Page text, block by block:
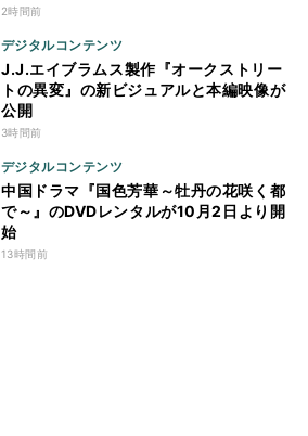
2時間前
デジタルコンテンツ
J.J.エイブラムス製作『オークストリー
トの異変』の新ビジュアルと本編映像が
公開
3時間前
デジタルコンテンツ
中国ドラマ『国色芳華～牡丹の花咲く都
で～』のDVDレンタルが10月2日より開
始
13時間前